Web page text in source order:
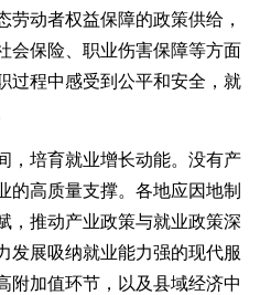
劳动者权益保障的政策供给，
会保险、职业伤害保障等方面
过程中感受到公平和安全，就
培育就业增长动能。没有产
的高质量支撑。各地应因地制
，推动产业政策与就业政策深
发展吸纳就业能力强的现代服
附加值环节，以及县域经济中